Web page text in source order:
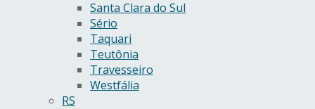
Santa Clara do Sul
Sério
Taquari
Teutônia
Travesseiro
Westfália
RS